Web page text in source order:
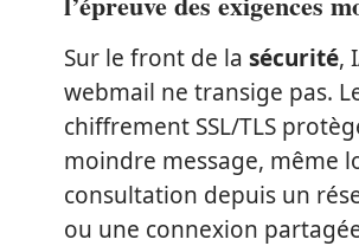
Sur le front de la sécurité,
webmail ne transige pas.
chiffrement SSL/TLS
moindre message, même
consultation depuis un
ou une connexion